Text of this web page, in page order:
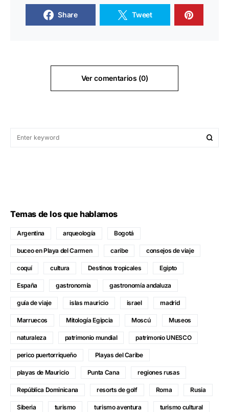
Share Tweet
Ver comentarios (0)
Temas de los que hablamos
Argentina arqueología Bogotá
buceo en Playa del Carmen caribe consejos de viaje
coquí cultura Destinos tropicales Egipto
España gastronomía gastronomía andaluza
guía de viaje islas mauricio israel madrid
Marruecos Mitología Egipcia Moscú Museos
naturaleza patrimonio mundial patrimonio UNESCO
perico puertorriqueño Playas del Caribe
playas de Mauricio Punta Cana regiones rusas
República Dominicana resorts de golf Roma Rusia
Siberia turismo turismo aventura turismo cultural